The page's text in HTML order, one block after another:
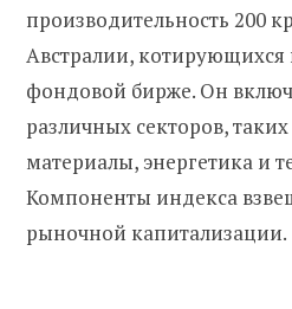
производительность 200
Австралии, котирующихся
фондовой бирже. Он
различных секторов,
материалы, энергетика и
Компоненты индекса
рыночной капитализации.